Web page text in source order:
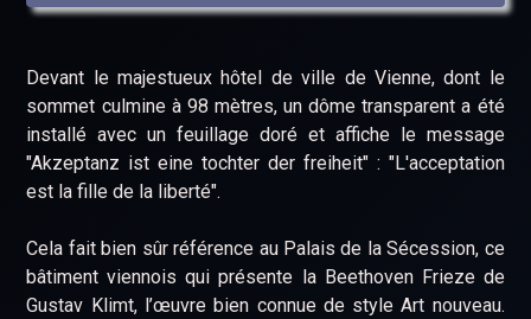
Devant le majestueux hôtel de ville de Vienne, dont le
sommet culmine à 98 mètres, un dôme transparent a été
installé avec un feuillage doré et affiche le message
"Akzeptanz ist eine tochter der freiheit" : "L'acceptation
est la fille de la liberté".
Cela fait bien sûr référence au Palais de la Sécession, ce
bâtiment viennois qui présente la Beethoven Frieze de
Gustav Klimt, l’œuvre bien connue de style Art nouveau.